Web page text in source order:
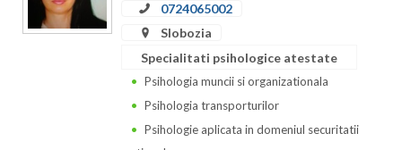
Caras-Severin
0724065002
Slobozia
Specialitati psihologice atestate
Psihologia muncii si organizationala
Psihologia transporturilor
Psihologie aplicata in domeniul securitatii